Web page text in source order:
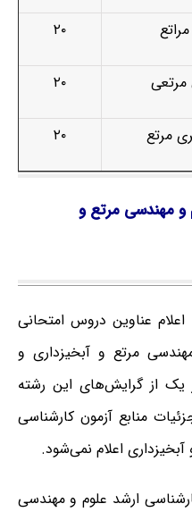
۲۰
مرتعی ۲۰
مرتع ۲۰
و مهندسی مرتع و
عناوین دروس امتحانی
مرتع و آبخیزداری و
از گرایش‌های این رشته
منابع آزمون کارشناسی
اعلام نمی‌شود.
ارشد علوم و مهندسی